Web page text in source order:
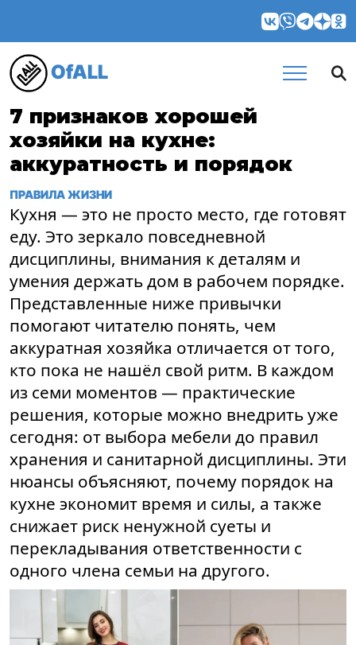
OfALL
7 признаков хорошей
хозяйки на кухне:
аккуратность и порядок
ПРАВИЛА ЖИЗНИ
Кухня — это не просто место, где готовят
еду. Это зеркало повседневной
дисциплины, внимания к деталям и
умения держать дом в рабочем порядке.
Представленные ниже привычки
помогают читателю понять, чем
аккуратная хозяйка отличается от того,
кто пока не нашёл свой ритм. В каждом
из семи моментов — практические
решения, которые можно внедрить уже
сегодня: от выбора мебели до правил
хранения и санитарной дисциплины. Эти
нюансы объясняют, почему порядок на
кухне экономит время и силы, а также
снижает риск ненужной суеты и
перекладывания ответственности с
одного члена семьи на другого.